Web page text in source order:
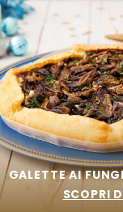
GALETTE AI
SCOPRI